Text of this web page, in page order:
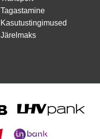
Tagastamine
Kasutustingimused
Järelmaks